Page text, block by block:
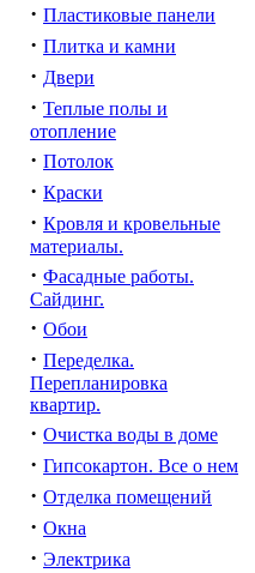
· Пластиковые панели
· Плитка и камни
· Двери
· Теплые полы и
отопление
· Потолок
· Краски
· Кровля и кровельные
материалы.
· Фасадные работы.
Сайдинг.
· Обои
· Переделка.
Перепланировка
квартир.
· Очистка воды в доме
· Гипсокартон. Все о нем
· Отделка помещений
· Окна
· Электрика